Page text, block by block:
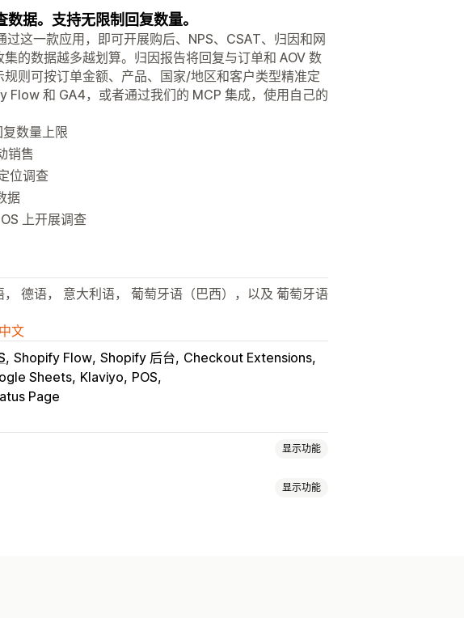
据。支持无限制回复数量。
这一款应用，即可开展购后、NPS、CSAT、归因和网
的数据越多越划算。归因报告将回复与订单和 AOV 数
则可按订单金额、产品、国家/地区和客户类型精准定
和 GA4，或者通过我们的 MCP 集成，使用自己的
数量上限
销售
位调查
据
上开展调查
德语， 意大利语， 葡萄牙语（巴西），以及 葡萄牙语
文
Shopify Flow Shopify 后台 Checkout Extensions
Sheets Klaviyo POS
Page
显示功能
显示功能